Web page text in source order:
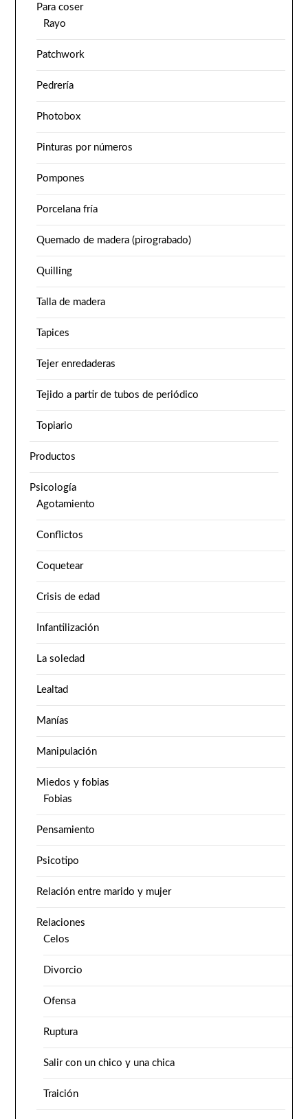
Para coser
Rayo
Patchwork
Pedrería
Photobox
Pinturas por números
Pompones
Porcelana fría
Quemado de madera (pirograbado)
Quilling
Talla de madera
Tapices
Tejer enredaderas
Tejido a partir de tubos de periódico
Topiario
Productos
Psicología
Agotamiento
Conflictos
Coquetear
Crisis de edad
Infantilización
La soledad
Lealtad
Manías
Manipulación
Miedos y fobias
Fobias
Pensamiento
Psicotipo
Relación entre marido y mujer
Relaciones
Celos
Divorcio
Ofensa
Ruptura
Salir con un chico y una chica
Traición